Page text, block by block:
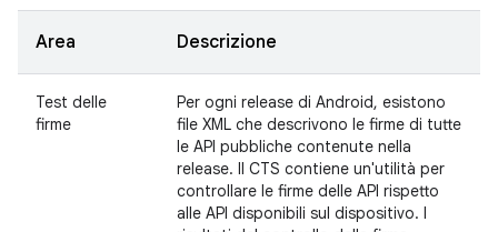
Area Descrizione
Test delle
firme
Per ogni release di Android, esistono
file XML che descrivono le firme di tutte
le API pubbliche contenute nella
release. Il CTS contiene un'utilità per
controllare le firme delle API rispetto
alle API disponibili sul dispositivo. I